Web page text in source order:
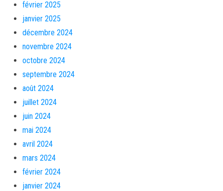
février 2025
janvier 2025
décembre 2024
novembre 2024
octobre 2024
septembre 2024
août 2024
juillet 2024
juin 2024
mai 2024
avril 2024
mars 2024
février 2024
janvier 2024